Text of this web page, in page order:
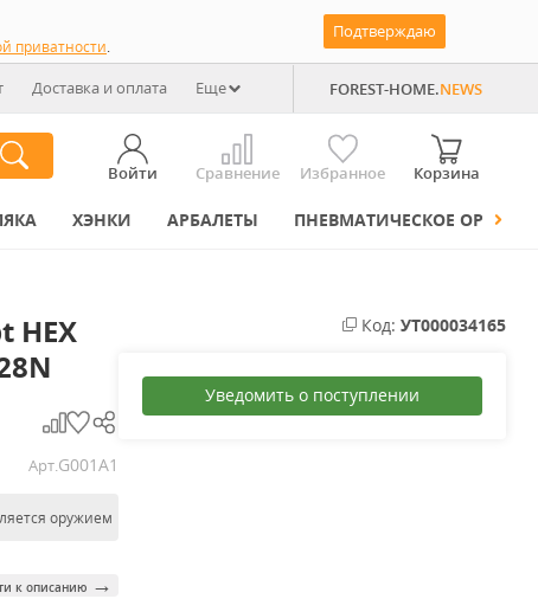
приватности.
Подтверждаю
Доставка и оплата Еще FOREST-HOME.NEWS
Войти Сравнение Избранное Корзина
ХЭНКИ АРБАЛЕТЫ ПНЕВМАТИЧЕСКОЕ ОРУЖИЕ
HEX
Арт.G001A1
оружием
к описанию →
Код: УТ000034165
Уведомить о поступлении